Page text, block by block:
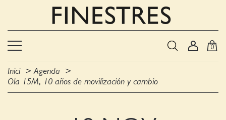
0
Inici
Agenda
Ola 15M, 10 años de movilización y cambio